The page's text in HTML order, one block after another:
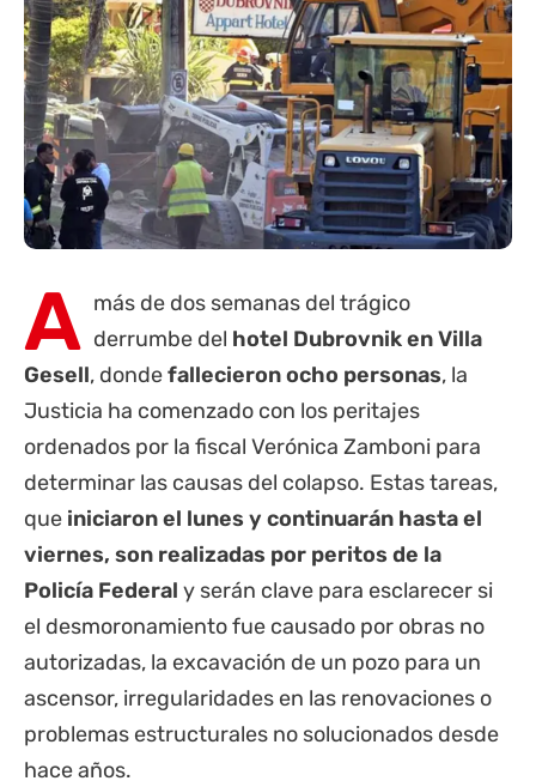
A más de dos semanas del trágico
derrumbe del hotel Dubrovnik enVilla
Gesell, dondefallecieron ocho personas, la
Justicia ha comenzado con los peritajes
ordenados por la fiscal Verónica Zamboni para
determinar las causas del colapso. Estas tareas,
que iniciaron el lunes y continuarán hasta el
viernes, son realizadas por peritos de la
Policía Federal y serán clave para esclarecer si
el desmoronamiento fue causado por obras no
autorizadas, la excavación de un pozo para un
ascensor, irregularidades en las renovaciones o
problemas estructurales no solucionados desde
hace años.